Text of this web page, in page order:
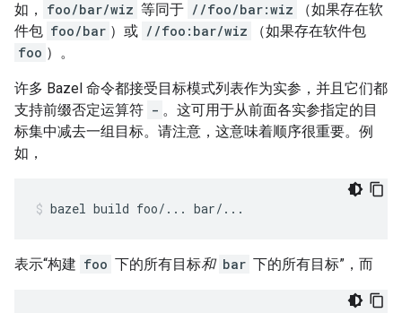
如，
foo/bar/wiz 等同于 //foo/bar:wiz
（如果存在软
件包 foo/bar ）或 //foo:bar/wiz
（如果存在软件包
foo ）。
许多 Bazel 命令都接受目标模式列表作为实参，并且它们都
支持前缀否定运算符 - 。这可用于从前面各实参指定的目
标集中减去一组目标。请注意，这意味着顺序很重要。例
如，
bazel build foo/... bar/...
表示“构建 foo 下的所有目标和 bar 下的所有目标”，而